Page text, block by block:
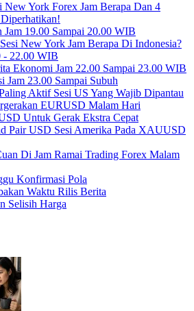
New York Forex Jam Berapa Dan 4
Jam 19.00 Sampai 20.00 WIB
New York Jam Berapa Di Indonesia?
- 22.00 WIB
Ekonomi Jam 22.00 Sampai 23.00 WIB
Jam 23.00 Sampai Subuh
Aktif Sesi US Yang Wajib Dipantau
EURUSD Malam Hari
Untuk Gerak Ekstra Cepat
Pair USD Sesi Amerika Pada XAUUSD
Di Jam Ramai Trading Forex Malam
Konfirmasi Pola
Waktu Rilis Berita
Selisih Harga